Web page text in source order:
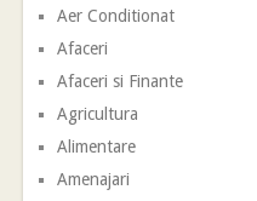
Aer Conditionat
Afaceri
Afaceri si Finante
Agricultura
Alimentare
Amenajari